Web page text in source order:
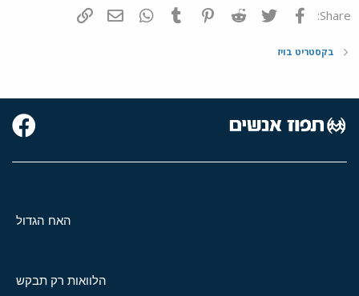
Share: פייסבוק Twitter
Reddit
Pinterest
Tumblr
WhatsAppדואר אלקטרוני
בקסטריט בויז
האח הגדול
הלוואות רק תבקש